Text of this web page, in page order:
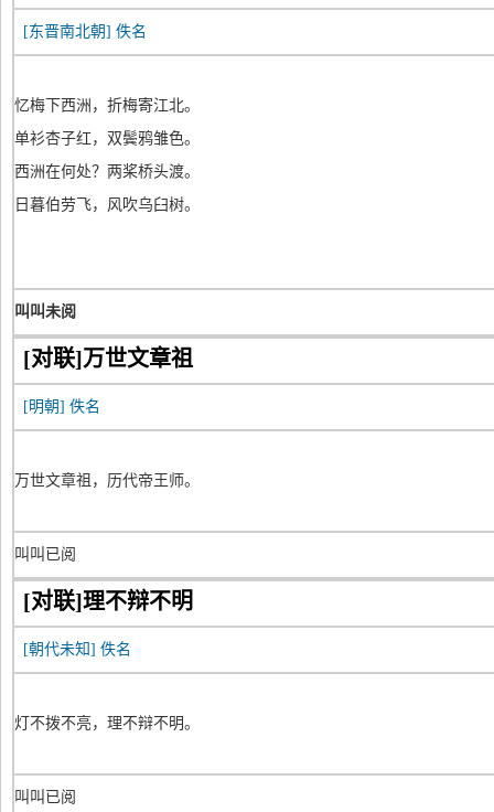
[东晋南北朝] 佚名
忆梅下西洲，折梅寄江北。
单衫杏子红，双鬓鸦雏色。
西洲在何处？两桨桥头渡。
日暮伯劳飞，风吹乌臼树。
叫叫未阅
[对联]万世文章祖
[明朝] 佚名
万世文章祖，历代帝王师。
叫叫已阅
[对联]理不辩不明
[朝代未知] 佚名
灯不拨不亮，理不辩不明。
叫叫已阅